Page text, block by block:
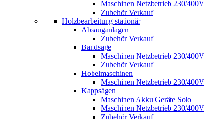
Maschinen Netzbetrieb 230/400V
Zubehör Verkauf
Holzbearbeitung stationär
Absauganlagen
Zubehör Verkauf
Bandsäge
Maschinen Netzbetrieb 230/400V
Zubehör Verkauf
Hobelmaschinen
Maschinen Netzbetrieb 230/400V
Kappsägen
Maschinen Akku Geräte Solo
Maschinen Netzbetrieb 230/400V
Zubehör Verkauf